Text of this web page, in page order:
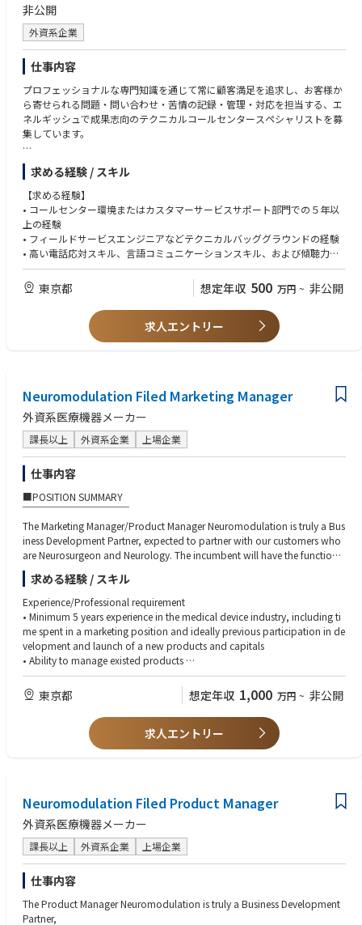
非公開
外資系企業
仕事内容
プロフェッショナルな専門知識を通じて常に顧客満足を追求し、お客様か
ら寄せられる問題・問い合わせ・苦情の記録・管理・対応を担当する、エ
ネルギッシュで成果志向のテクニカルコールセンタースペシャリストを募
集しています。
この職務では、「初回修理完了率（First Time Fix Rate）」と「サービス提
供時間（Time to Service）」の面で、最高水準のサービスを提供する重要
な役割を担います。
■具体的な業務内容
・お客様からのリクエストに迅速に対応し、問題解決をスムーズにするた
めに、報告されたトラブルに関するすべての関連情報を収集する。
報（請求先情報や締め支払日など）に漏れがないかを確認し、必要に応じ
情報収集を行う。
・トラブルシューティングの第一線として対応し、顧客SLA（サービス品
質保証契約）を満たすために迅速なエスカレーションを行う。
・技術的バックグラウンドをベースに、適切なトラブルシューティングを
タンス基準を満たし、顧客満足度を保証する。
・お客様から直接依頼されるスペアパーツ販売に対し、発注処理を行う。
・市場からの製品データ収集を確実に行う。
・製品に関するフィードバックデータの収集を管理する。
・サポートコストを抑え、顧客SLAに沿った迅速な問題解決を実現するた
めに、認定技術者を主体的にサポートする。
・業務システム内のデータ正確性を維持する。
・新たなスキルを身につけ、社内ポリシー・プロセス・新製品の最新情報
を常に把握するために、すべての研修コースを迅速に修了する。
■評価指標（KPI）
・顧客満足度（NPS）
・初回訪問での修理完了率（FTFR）
・問い合わせ対応件数
・問題解決までの対応時間
・技術研修の修了状況
・サービス品質および業務効率改善への貢献
求める経験 / スキル
【求める経験】
• コールセンター環境またはカスタマーサービスサポート部門での５年以
上の経験
• フィールドサービスエンジニアなどテクニカルバッググラウンドの経験
• 高い電話応対スキル、言語コミュニケーションスキル、および傾聴力
• カスタマーサービスの慣行および原則に関する知識
• CRM管理の知識（SAP、Salesforce、ServiceMaxの経験があれば尚可）
• 複数のタスクをこなし、優先順位を設定し、時間を効果的に管理する能
• 高等学校卒以上の学歴がある方
・スポーツに打ち込んでいた/いる方
東京都 想定年収 500 万円 ~ 非公開
求人エントリー
Neuromodulation Filed Marketing Manager
外資系医療機器メーカー
課長以上 外資系企業 上場企業
仕事内容
■POSITION SUMMARY
￣￣￣￣￣￣￣￣￣￣￣
The Marketing Manager/Product Manager Neuromodulation is truly a Bus
iness Development Partner, expected to partner with our customers who
are Neurosurgeon and Neurology. The incumbent will have the functional
responsibility of implementing the vision, business and marketing strateg
y through:
■ESSENTIAL JOB FUNCTIONS
￣￣￣￣￣￣￣￣￣￣￣￣￣￣
• Assist Marketing Director to define vision for the franchise's portfolio an
d building the associated 5 years strategy;
• Supervise future product launches so as to maximize return on investm
ent;
• Deliver cross-functional communication to leverage internal resources t
o achieve unit and revenue growth targets, as well as start-ups, integratin
g various activities from R&D, health economics/reimbursement, Regulat
ory, clinical, operations, sales & marketing to ensure industrial and com
y, Clinical & Reimbursement strategy, Industrial strategy, etc.;
• Encourage participation to scientific congresses, market/business intelli
gence, networking in the field, in particular building a network with Perfu
sionists community and Key Opinion Leader (KOL);
• Define the associated strategy / road maps / plans for the various prod
uct lines;
• Manage our investments: monitor and ensure execution , apply approp
riate processes, like regular Program reviews, relationship with start-ups,
definition and follow-up of appropriate dashboards/metrics, proper col
求める経験 / スキル
Experience/Professional requirement
• Minimum 5 years experience in the medical device industry, including ti
me spent in a marketing position and ideally previous participation in de
velopment and launch of a new products and capitals
• Ability to manage existed products
• Having the knowledge of Neuromodulation preferable
• Marketing technical expertise (product development, product launch, K
OL management, etc.);
• Ability to understand, analyze and assess technical, clinical and scientifi
• Ability to work with multi-functional players (RA, Clinical, etc.);
• Self-motivation, problem solving attitude, quick in action, good team l
eader.
東京都 想定年収 1,000 万円 ~ 非公開
求人エントリー
Neuromodulation Filed Product Manager
外資系医療機器メーカー
課長以上 外資系企業 上場企業
仕事内容
The Product Manager Neuromodulation is truly a Business Development
Partner,